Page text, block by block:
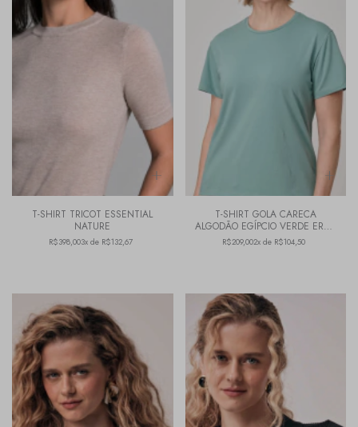
T-SHIRT TRICOT ESSENTIAL
NATURE
R$398,003x de R$132,67
T-SHIRT GOLA CARECA
ALGODÃO EGÍPCIO VERDE ERVA
DOCE
R$209,002x de R$104,50